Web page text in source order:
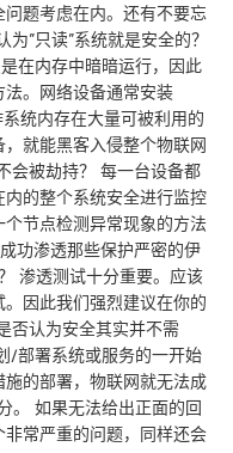
题考虑在内。还有不要忘
”只读”系统就是安全的？
在内存中暗暗运行，因此
。网络设备通常安装
统内存在大量可被利用的
就能黑客入侵整个物联网
会被劫持？ 每一台设备都
的整个系统安全进行监控
节点检测异常现象的方法
功渗透那些保护严密的伊
渗透测试十分重要。应该
因此我们强烈建议在你的
否认为安全其实并不需
/部署系统或服务的一开始
的部署，物联网就无法成
。 如果无法给出正面的回
常严重的问题，同样还会